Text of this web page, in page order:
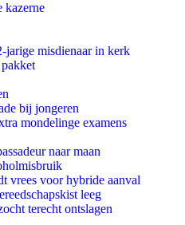
kazerne
jarige misdienaar in kerk
bij jongeren
mondelinge examens
naar maan
vrees voor hybride aanval
leeg
terecht ontslagen